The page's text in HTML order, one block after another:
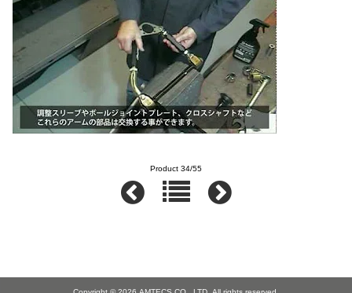
Product 34/55